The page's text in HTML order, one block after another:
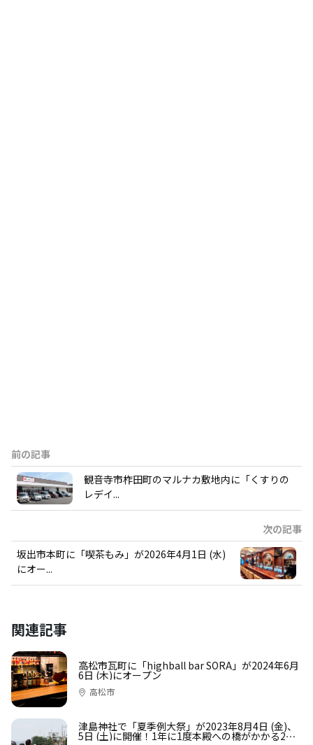
前の記事
観音寺市柞田町のマルナカ敷地内に「くすりの
レデイ...
次の記事
坂出市本町に「喫茶もみ」が2026年4月1日 (水)
にオー...
関連記事
高松市瓦町に「highball bar SORA」が2024年6月
6日 (木)にオープン
高松市
津島神社で「夏季例大祭」が2023年8月4日 (金)、
5日 (土)に開催！1年に1度本殿への橋がかかる2日